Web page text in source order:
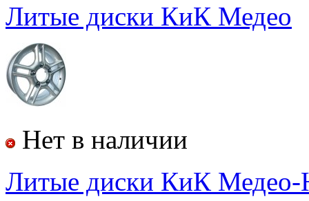
Литые диски КиК Медео
Нет в наличии
Литые диски КиК Медео-